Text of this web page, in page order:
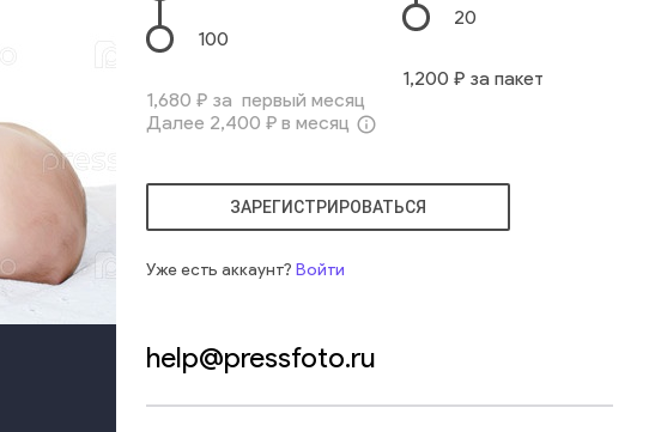
100
1,680 ₽ за первый месяц
Далее 2,400 ₽ в месяц info_outline
20
1,200 ₽ за пакет
ЗАРЕГИСТРИРОВАТЬСЯ
Уже есть аккаунт? Войти
help@pressfoto.ru